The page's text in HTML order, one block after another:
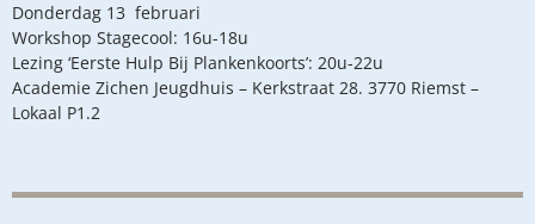
Donderdag 13 februari
Workshop Stagecool: 16u-18u
Lezing ‘Eerste Hulp Bij Plankenkoorts’: 20u-22u
Academie Zichen Jeugdhuis – Kerkstraat 28. 3770 Riemst –
Lokaal P1.2